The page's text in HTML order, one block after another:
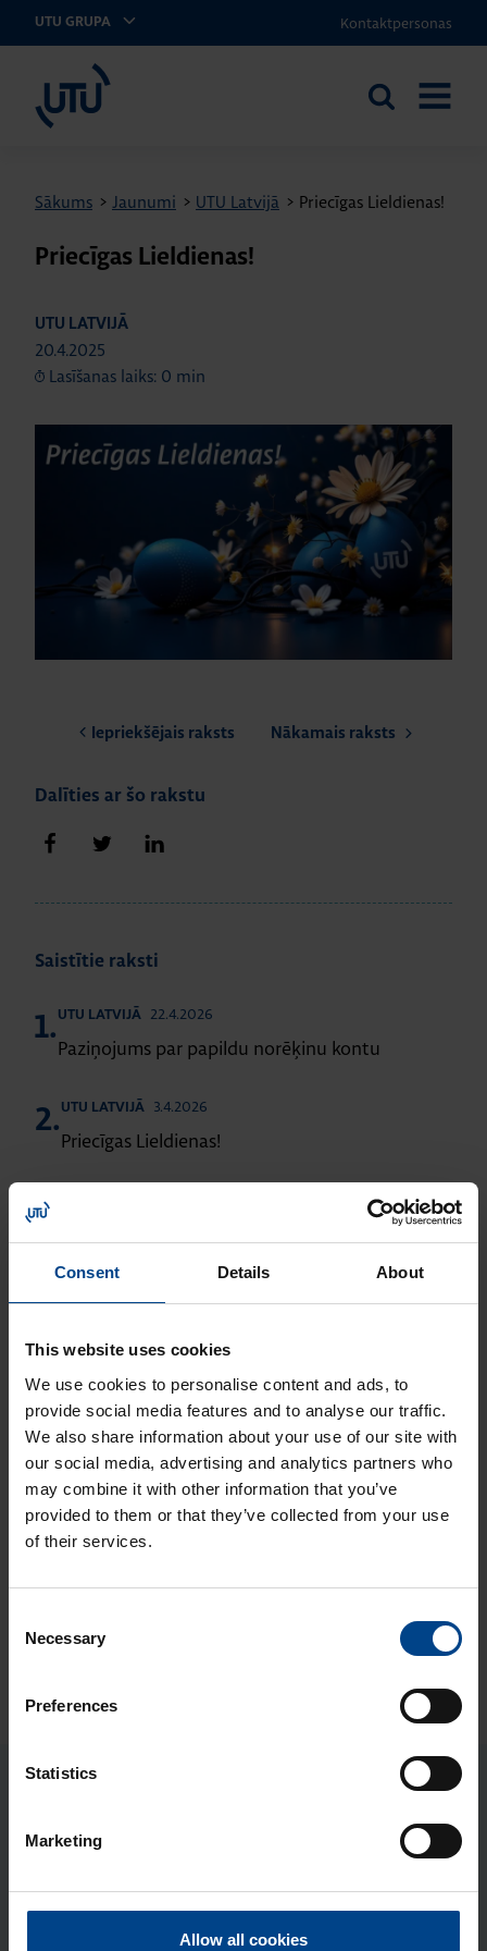
Consent Details About
This website uses cookies
We use cookies to personalise content and ads, to
provide social media features and to analyse our traffic.
We also share information about your use of our site with
our social media, advertising and analytics partners who
may combine it with other information that you’ve
provided to them or that they’ve collected from your use
of their services.
Selection
Necessary
Preferences
Statistics
Marketing
Allow all cookies
UTU GRUPA Kontaktpersonas
Meklēt
Sākums > Jaunumi > UTU Latvijā > Priecīgas Lieldienas!
Priecīgas Lieldienas!
UTU LATVIJĀ
20.4.2025
Lasīšanas laiks: 0 min
Iepriekšējais raksts Nākamais raksts
Dalīties ar šo rakstu
Dalīties FacebookDalīties Twitter
Saistītie raksti
1. UTU LATVIJĀ 22.4.2026
Paziņojums par papildu norēķinu kontu
2. UTU LATVIJĀ 3.4.2026
Priecīgas Lieldienas!
3.
UTU Powel SIA pārņem STEINEL pārstāvniecības
Sveicieni svētkos!
5. UTU LATVIJĀ 20.4.2025
Priecīgas Lieldienas!
6.
Sveicieni svētkos!
5.2.2024
UTU rīcības kodekss: ētiski ilgtspējīgas darba
kultūras veidošana
Paziņojums par papildu